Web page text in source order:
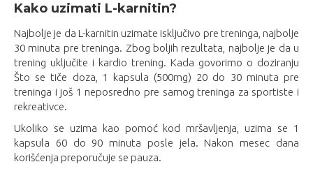
Kako uzimati L-karnitin?
Najbolje je da L-karnitin uzimate isključivo pre treninga, najbolje
30 minuta pre treninga. Zbog boljih rezultata, najbolje je da u
trening uključite i kardio trening. Kada govorimo o doziranju
Što se tiče doza, 1 kapsula (500mg) 20 do 30 minuta pre
treninga i još 1 neposredno pre samog treninga za sportiste i
rekreativce.
Ukoliko se uzima kao pomoć kod mršavljenja, uzima se 1
kapsula 60 do 90 minuta posle jela. Nakon mesec dana
korišćenja preporučuje se pauza.